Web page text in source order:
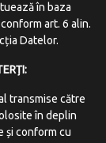
în baza
art. 6 alin.
Datelor.
transmise către
în deplin
și conform cu